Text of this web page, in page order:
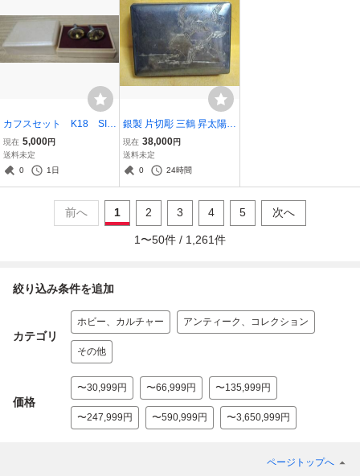
カフスセット K18 SIL
VER 黄水晶？ 美品
現在 5,000円
送料未定
0
1日
銀製 片切彫 三鶴 昇太陽
紋 煙草箱 秀山 刀 銀製 銀
巻莨箱 銀小箱 喫煙具
現在 38,000円
送料未定
0
24時間
前へ 1 2 3 4 5 次へ
1 〜50件 / 1,261件
絞り込み条件を追加
カテゴリ
ホビー、カルチャー アンティーク、コレクション
その他
価格
〜30,999円 〜66,999円 〜135,999円
〜247,999円 〜590,999円 〜3,650,999円
ページトップへ